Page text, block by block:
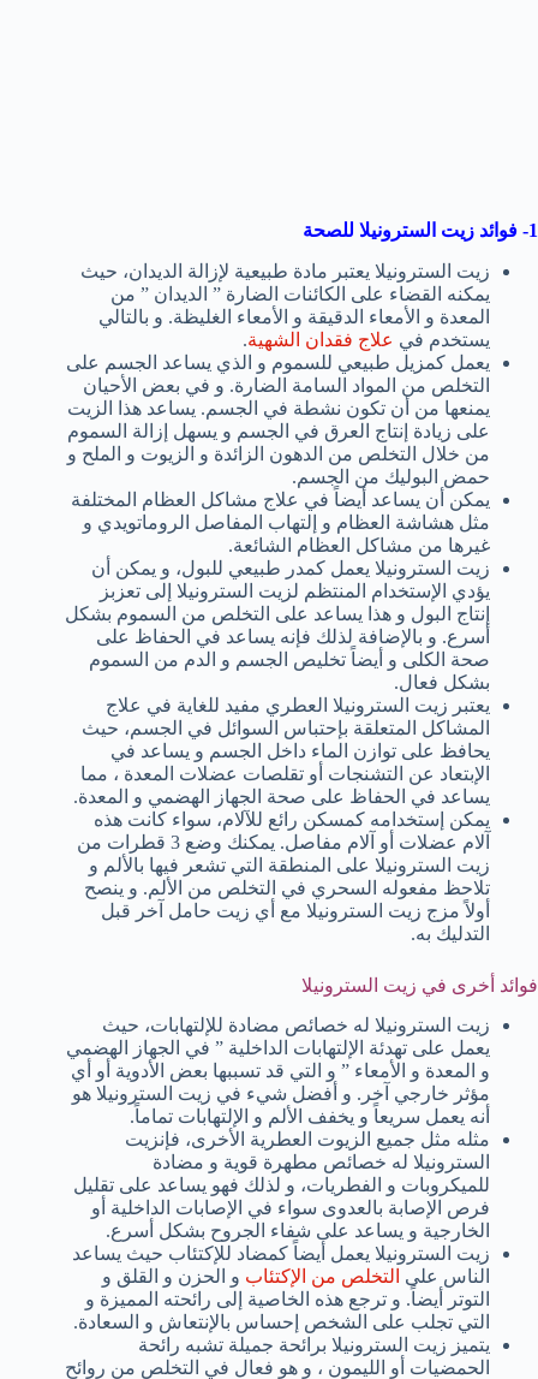
1- فوائد زيت السترونيلا للصحة
زيت السترونيلا يعتبر مادة طبيعية لإزالة الديدان، حيث
يمكنه القضاء على الكائنات الضارة ” الديدان ” من
المعدة و الأمعاء الدقيقة و الأمعاء الغليظة. و بالتالي
يستخدم في علاج فقدان الشهية.
يعمل كمزيل طبيعي للسموم و الذي يساعد الجسم على
التخلص من المواد السامة الضارة. و في بعض الأحيان
يمنعها من أن تكون نشطة في الجسم. يساعد هذا الزيت
على زيادة إنتاج العرق في الجسم و يسهل إزالة السموم
من خلال التخلص من الدهون الزائدة و الزيوت و الملح و
حمض البوليك من الجسم.
يمكن أن يساعد أيضاً في علاج مشاكل العظام المختلفة
مثل هشاشة العظام و إلتهاب المفاصل الروماتويدي و
غيرها من مشاكل العظام الشائعة.
زيت السترونيلا يعمل كمدر طبيعي للبول، و يمكن أن
يؤدي الإستخدام المنتظم لزيت السترونيلا إلى تعزبز
إنتاج البول و هذا يساعد على التخلص من السموم بشكل
أسرع. و بالإضافة لذلك فإنه يساعد في الحفاظ على
صحة الكلى و أيضاً تخليص الجسم و الدم من السموم
بشكل فعال.
يعتبر زيت السترونيلا العطري مفيد للغاية في علاج
المشاكل المتعلقة بإحتباس السوائل في الجسم، حيث
يحافظ على توازن الماء داخل الجسم و يساعد في
الإبتعاد عن التشنجات أو تقلصات عضلات المعدة ، مما
يساعد في الحفاظ على صحة الجهاز الهضمي و المعدة.
يمكن إستخدامه كمسكن رائع للآلام، سواء كانت هذه
آلام عضلات أو آلام مفاصل. يمكنك وضع 3 قطرات من
زيت السترونيلا على المنطقة التي تشعر فيها بالألم و
تلاحظ مفعوله السحري في التخلص من الألم. و ينصح
أولاً مزج زيت السترونيلا مع أي زيت حامل آخر قبل
التدليك به.
فوائد أخرى في زيت السترونيلا
زيت السترونيلا له خصائص مضادة للإلتهابات، حيث
يعمل على تهدئة الإلتهابات الداخلية ” في الجهاز الهضمي
و المعدة و الأمعاء ” و التي قد تسببها بعض الأدوية أو أي
مؤثر خارجي آخر. و أفضل شيء في زيت السترونيلا هو
أنه يعمل سريعاً و يخفف الألم و الإلتهابات تماماً.
مثله مثل جميع الزيوت العطرية الأخرى، فإنزيت
السترونيلا له خصائص مطهرة قوية و مضادة
للميكروبات و الفطريات، و لذلك فهو يساعد على تقليل
فرص الإصابة بالعدوى سواء في الإصابات الداخلية أو
الخارجية و يساعد على شفاء الجروح بشكل أسرع.
زيت السترونيلا يعمل أيضاً كمضاد للإكتئاب حيث يساعد
الناس على التخلص من الإكتئاب و الحزن و القلق و
التوتر أيضاً. و ترجع هذه الخاصية إلى رائحته المميزة و
التي تجلب على الشخص إحساس بالإنتعاش و السعادة.
يتميز زيت السترونيلا برائحة جميلة تشبه رائحة
الحمضيات أو الليمون ، و هو فعال في التخلص من روائح